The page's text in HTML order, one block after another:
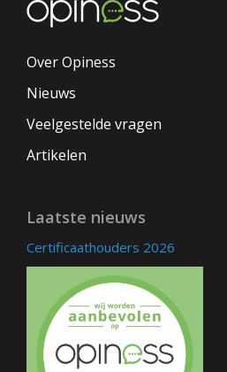
Over Opiness
Nieuws
Veelgestelde vragen
Artikelen
Laatste nieuws
Certificaathouders 2026